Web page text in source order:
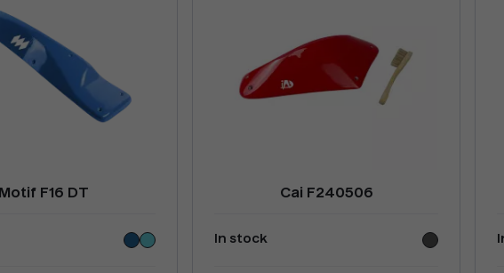
Motif F16 DT Cai F240506
In stock